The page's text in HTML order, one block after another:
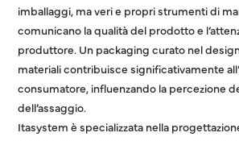
imballaggi, ma veri e propri strumenti di
comunicano la qualità del prodotto e
produttore. Un packaging curato nel
materiali contribuisce significativamente
consumatore, influenzando la percezione
dell’assaggio.
Itasystem è specializzata nella